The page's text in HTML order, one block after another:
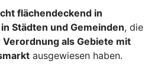
flächendeckend in
Städten und Gemeinden, die
Verordnung als Gebiete mit
ausgewiesen haben.